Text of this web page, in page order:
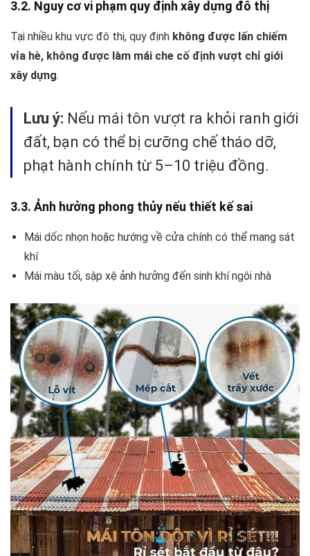
3.2. Nguy cơ vi phạm quy định xây dựng đô thị
Tại nhiều khu vực đô thị, quy định không được lấn chiếm
vỉa hè, không được làm mái che cố định vượt chỉ giới
xây dựng.
Lưu ý: Nếu mái tôn vượt ra khỏi ranh giới
đất, bạn có thể bị cưỡng chế tháo dỡ,
phạt hành chính từ 5–10 triệu đồng.
3.3. Ảnh hưởng phong thủy nếu thiết kế sai
Mái dốc nhọn hoặc hướng về cửa chính có thể mang sát
khí
Mái màu tối, sập xệ ảnh hưởng đến sinh khí ngôi nhà